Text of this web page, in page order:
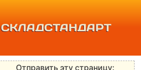
СКЛАДСТАНДАРТ
Отправить эту страницу: